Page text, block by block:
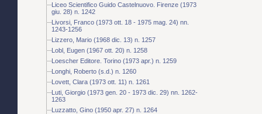
Liceo Scientifico Guido Castelnuovo. Firenze (1973
giu. 28) n. 1242
Livorsi, Franco (1973 ott. 18 - 1975 mag. 24) nn.
1243-1256
Lizzero, Mario (1968 dic. 13) n. 1257
Lobl, Eugen (1967 ott. 20) n. 1258
Loescher Editore. Torino (1973 apr.) n. 1259
Longhi, Roberto (s.d.) n. 1260
Lovett, Clara (1973 ott. 11) n. 1261
Luti, Giorgio (1973 gen. 20 - 1973 dic. 29) nn. 1262-
1263
Luzzatto, Gino (1950 apr. 27) n. 1264